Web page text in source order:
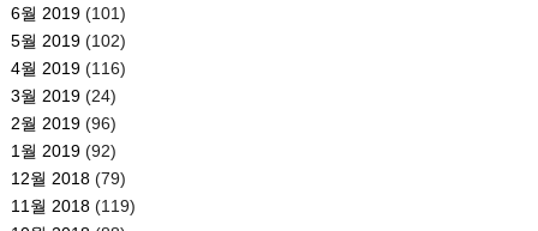
6월 2019(101)
5월 2019(102)
4월 2019(116)
3월 2019(24)
2월 2019(96)
1월 2019(92)
12월 2018(79)
11월 2018(119)